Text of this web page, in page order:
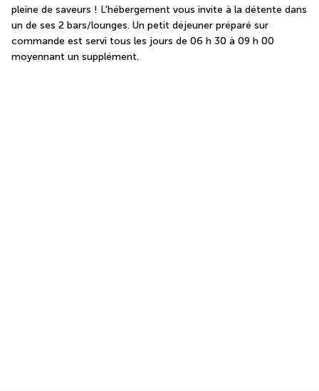
pleine de saveurs ! L'hébergement vous invite à la détente dans
un de ses 2 bars/lounges. Un petit déjeuner préparé sur
commande est servi tous les jours de 06 h 30 à 09 h 00
moyennant un supplément.